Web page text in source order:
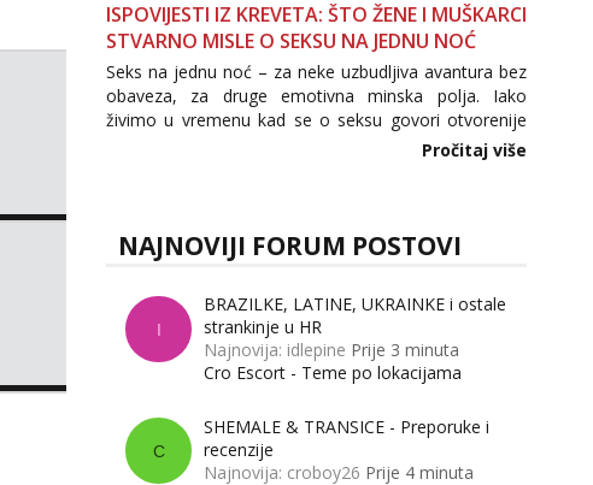
ISPOVIJESTI IZ KREVETA: ŠTO ŽENE I MUŠKARCI
STVARNO MISLE O SEKSU NA JEDNU NOĆ
Seks na jednu noć – za neke uzbudljiva avantura bez
obaveza, za druge emotivna minska polja. Iako
živimo u vremenu kad se o seksu govori otvorenije
nego ikad, tema „jedne noći strasti“ i dalje izaziva
burne rasprave. Što zapravo misle žene, a što
Pročitaj više
NAJNOVIJI FORUM POSTOVI
I
BRAZILKE, LATINE, UKRAINKE i ostale
strankinje u HR
Najnovija: idlepine Prije 3 minuta
Cro Escort - Teme po lokacijama
C
SHEMALE & TRANSICE - Preporuke i
recenzije
Najnovija: croboy26 Prije 4 minuta